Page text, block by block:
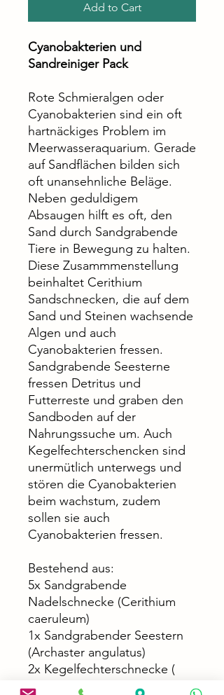
Add to Cart
Cyanobakterien und
Sandreiniger Pack
Rote Schmieralgen oder
Cyanobakterien sind ein oft
hartnäckiges Problem im
Meerwasseraquarium. Gerade
auf Sandflächen bilden sich
oft unansehnliche Beläge.
Neben geduldigem
Absaugen hilft es oft, den
Sand durch Sandgrabende
Tiere in Bewegung zu halten.
Diese Zusammmenstellung
beinhaltet Cerithium
Sandschnecken, die auf dem
Sand und Steinen wachsende
Algen und auch
Cyanobakterien fressen.
Sandgrabende Seesterne
fressen Detritus und
Futterreste und graben den
Sandboden auf der
Nahrungssuche um. Auch
Kegelfechterschencken sind
unermütlich unterwegs und
stören die Cyanobakterien
beim wachstum, zudem
sollen sie auch
Cyanobakterien fressen.
Bestehend aus:
5x Sandgrabende
Nadelschnecke (Cerithium
caeruleum)
1x Sandgrabender Seestern
(Archaster angulatus)
2x Kegelfechterschnecke (
Strombus luhuanus )